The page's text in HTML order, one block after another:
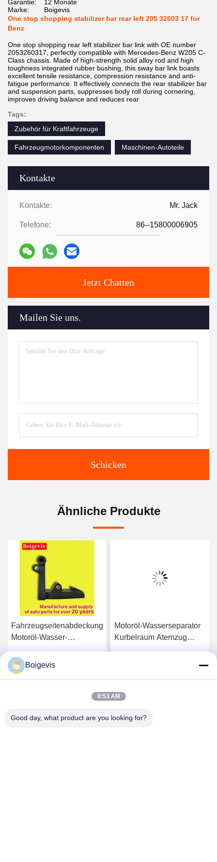
Kontakte
Kontakte: Mr. Jack
Telefone: 86--15800006905
Jetzt Chatten
Mailen Sie uns.
Schicken
Garantie:
12 Monate
Marke:
Boigevis
One stop shopping stabilizer bar rear left 205 32603 17 for
Benz
One stop shopping rear left stabilizer bar link with OE number
2053260317, perfectly compatible with Mercedes-Benz W205 C-
Class chassis. Made of high-strength solid alloy rod and high
toughness integrated rubber bushing, this sway bar link boasts
excellent tensile resistance, compression resistance and anti-
fatigue performance. It effectively connects the rear stabilizer bar
and suspension parts, suppresses body roll during cornering,
improves driving balance and reduces rear
Tags:
Zubehör für Kraftfahrzeuge
Fahrzeugmotorkomponenten Maschinen-Autoteile
Ähnliche Produkte
Fahrzeugseitenabdeckung
Motoröl-Wasser-
Autoteile 03C103774 für
16V 1.6
Motoröl-Wasserseparator
Kurbelraum Atemzug
Boigevis
8:53 AM
Good day, what product are you looking for?